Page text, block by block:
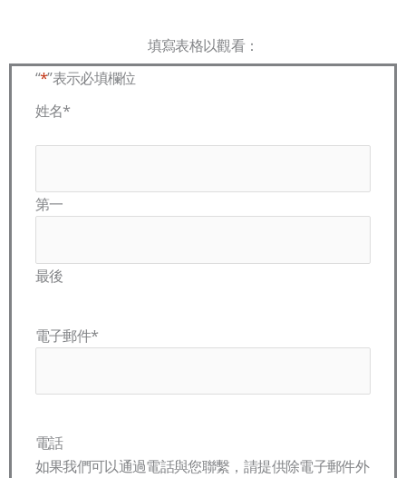
填寫表格以觀看：
“*”表示必填欄位
姓名*
第一
最後
電子郵件*
電話
如果我們可以通過電話與您聯繫，請提供除電子郵件外
國